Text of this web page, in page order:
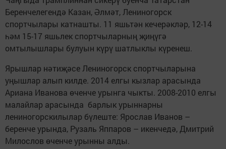
Беренчелегендә Казан, Әлмәт, Лениногорск
спортчылары катнашты. 11 яшьтән кечерәкләр, 12-14
һәм 15-17 яшьлек спортчыларның җиңүгә
омтылышлары булуын күрү шатлыклы күренеш.
Ярышлар нәтиҗәсе Лениногорск спортчыларына
уңышлар алып килде. 2014 елгы кызлар арасында
Ариана Иванова өченче урынга чыкты. 2008-2010 елгы
малайлар арасында барлык урыннарны
лениногорскилылар бүлеште: Ярослав Иванов –
беренче урында, Рузаль Яппаров – икенчедә, Дмитрий
Милослов өченче урынны алды.